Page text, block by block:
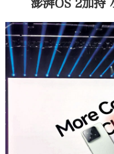
澎湃OS 2加持